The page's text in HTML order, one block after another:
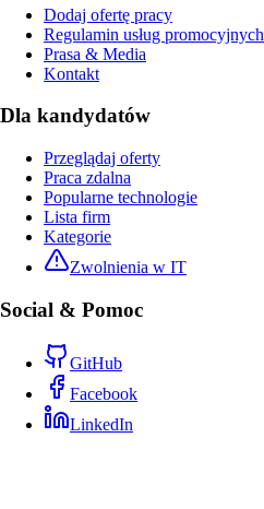
Dodaj ofertę pracy
Regulamin usług promocyjnych
Prasa & Media
Kontakt
Dla kandydatów
Przeglądaj oferty
Praca zdalna
Popularne technologie
Lista firm
Kategorie
Zwolnienia w IT
Social & Pomoc
GitHub
Facebook
LinkedIn